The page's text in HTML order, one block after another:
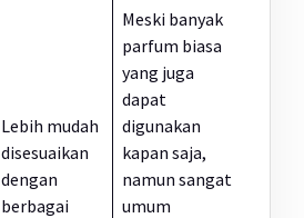
Lebih mudah
disesuaikan
dengan
berbagai
Meski banyak
parfum biasa
yang juga
dapat
digunakan
kapan saja,
namun sangat
umum